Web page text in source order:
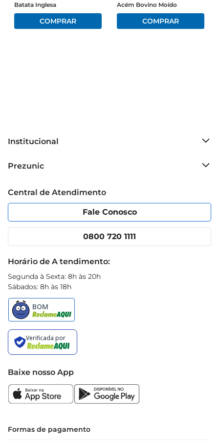
Batata Inglesa Acém Bovino Moído
Institucional
Grupo Cencosud
Política de Privacidade
Portal do fornecedor
Cencosud Media
Prezunic
Código de Ética
App Prezunic
Central de Atendimento
Fale Conosco
0800 720 1111
Horário de A tendimento:
Segunda à Sexta: 8h às 20h
Sábados: 8h às 18h
Baixe nosso App
Formas de pagamento